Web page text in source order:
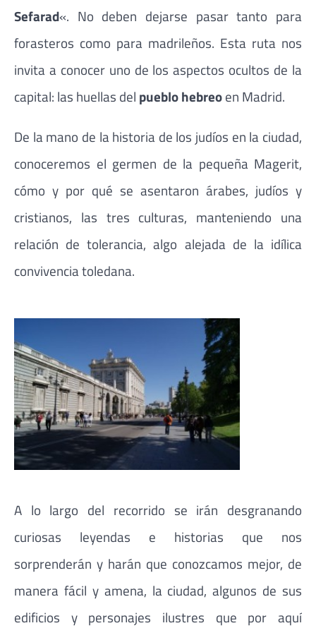
Sefarad«. No deben dejarse pasar tanto para
forasteros como para madrileños. Esta ruta nos
invita a conocer uno de los aspectos ocultos de la
capital: las huellas del pueblo hebreoen Madrid.
De la mano de la historia de los judíos en la ciudad,
conoceremos el germen de la pequeña Magerit,
cómo y por qué se asentaron árabes, judíos y
cristianos, las tres culturas, manteniendo una
relación de tolerancia, algo alejada de la idílica
convivencia toledana.
A lo largo del recorrido se irán desgranando
curiosas leyendas e historias que nos
sorprenderán y harán que conozcamos mejor, de
manera fácil y amena, la ciudad, algunos de sus
edificios y personajes ilustres que por aquí